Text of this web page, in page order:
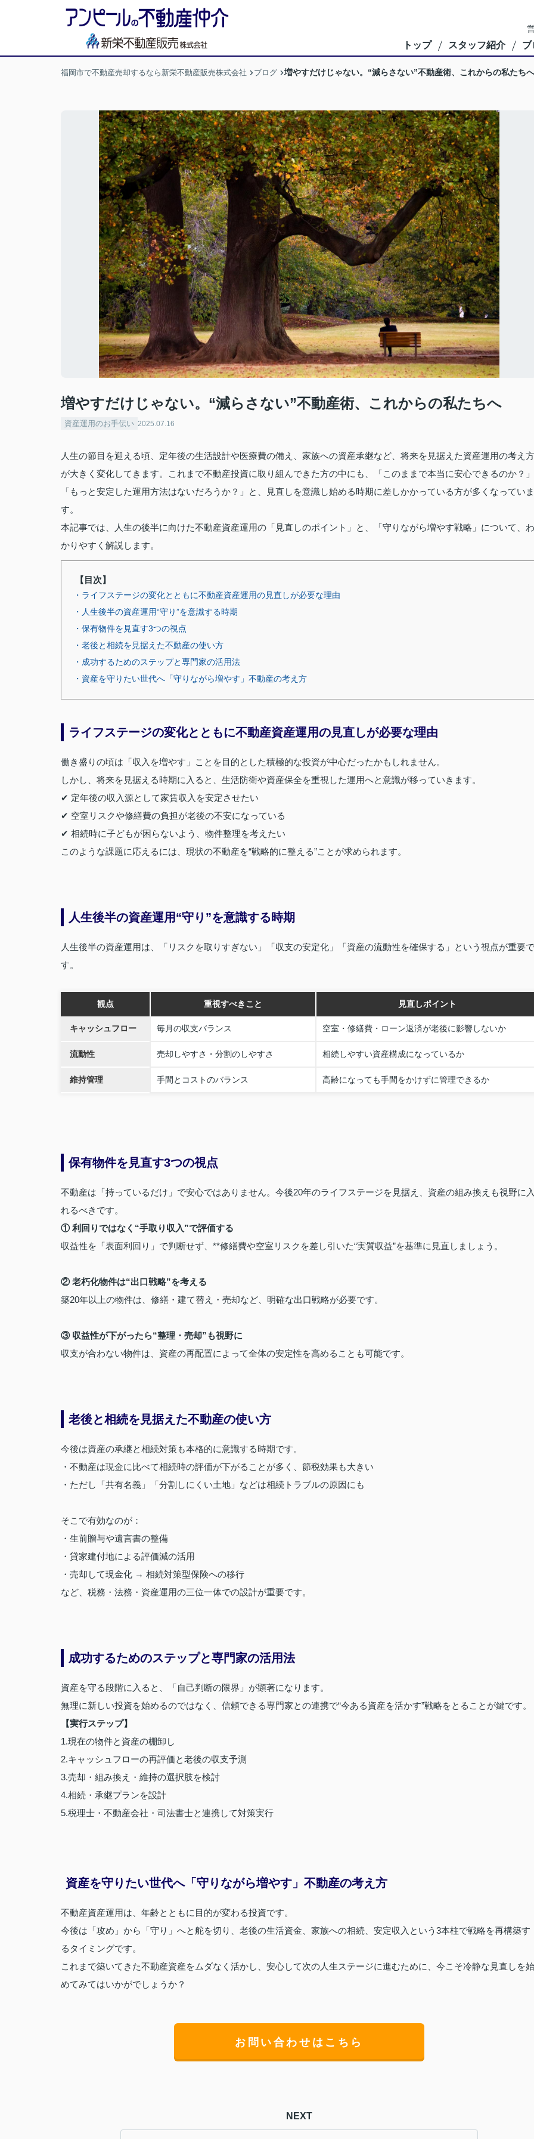
トップ スタッフ紹介 ブ
福岡市で不動産売却するなら新栄不動産販売株式会社 ブログ 増やすだけじゃない。“減らさない”不動産術、これからの私たちへ
増やすだけじゃない。“減らさない”不動産術、これからの私たちへ
資産運用のお手伝い 2025.07.16
人生の節目を迎える頃、定年後の生活設計や医療費の備え、家族への資産承継など、将来を見据えた資産運用の考え方
が大きく変化してきます。これまで不動産投資に取り組んできた方の中にも、「このままで本当に安心できるのか？」
「もっと安定した運用方法はないだろうか？」と、見直しを意識し始める時期に差しかかっている方が多くなっていま
す。
本記事では、人生の後半に向けた不動産資産運用の「見直しのポイント」と、「守りながら増やす戦略」について、わ
かりやすく解説します。
【目次】
・ライフステージの変化とともに不動産資産運用の見直しが必要な理由
・人生後半の資産運用“守り”を意識する時期
・保有物件を見直す3つの視点
・老後と相続を見据えた不動産の使い方
・成功するためのステップと専門家の活用法
・資産を守りたい世代へ「守りながら増やす」不動産の考え方
ライフステージの変化とともに不動産資産運用の見直しが必要な理由
働き盛りの頃は「収入を増やす」ことを目的とした積極的な投資が中心だったかもしれません。
しかし、将来を見据える時期に入ると、生活防衛や資産保全を重視した運用へと意識が移っていきます。
✔ 定年後の収入源として家賃収入を安定させたい
✔ 空室リスクや修繕費の負担が老後の不安になっている
✔ 相続時に子どもが困らないよう、物件整理を考えたい
このような課題に応えるには、現状の不動産を“戦略的に整える”ことが求められます。
人生後半の資産運用“守り”を意識する時期
人生後半の資産運用は、「リスクを取りすぎない」「収支の安定化」「資産の流動性を確保する」という視点が重要で
す。
観点 重視すべきこと 見直しポイント
キャッシュフロー 毎月の収支バランス 空室・修繕費・ローン返済が老後に影響しないか
流動性 売却しやすさ・分割のしやすさ 相続しやすい資産構成になっているか
維持管理 手間とコストのバランス 高齢になっても手間をかけずに管理できるか
保有物件を見直す3つの視点
不動産は「持っているだけ」で安心ではありません。今後20年のライフステージを見据え、資産の組み換えも視野に
れるべきです。
① 利回りではなく“手取り収入”で評価する
収益性を「表面利回り」で判断せず、**修繕費や空室リスクを差し引いた“実質収益”を基準に見直しましょう。
② 老朽化物件は“出口戦略”を考える
築20年以上の物件は、修繕・建て替え・売却など、明確な出口戦略が必要です。
③ 収益性が下がったら“整理・売却”も視野に
収支が合わない物件は、資産の再配置によって全体の安定性を高めることも可能です。
老後と相続を見据えた不動産の使い方
今後は資産の承継と相続対策も本格的に意識する時期です。
・不動産は現金に比べて相続時の評価が下がることが多く、節税効果も大きい
・ただし「共有名義」「分割しにくい土地」などは相続トラブルの原因にも
そこで有効なのが：
・生前贈与や遺言書の整備
・貸家建付地による評価減の活用
・売却して現金化 → 相続対策型保険への移行
など、税務・法務・資産運用の三位一体での設計が重要です。
成功するためのステップと専門家の活用法
資産を守る段階に入ると、「自己判断の限界」が顕著になります。
無理に新しい投資を始めるのではなく、信頼できる専門家との連携で“今ある資産を活かす”戦略をとることが鍵です。
【実行ステップ】
1.現在の物件と資産の棚卸し
2.キャッシュフローの再評価と老後の収支予測
3.売却・組み換え・維持の選択肢を検討
4.相続・承継プランを設計
5.税理士・不動産会社・司法書士と連携して対策実行
資産を守りたい世代へ「守りながら増やす」不動産の考え方
不動産資産運用は、年齢とともに目的が変わる投資です。
今後は「攻め」から「守り」へと舵を切り、老後の生活資金、家族への相続、安定収入という3本柱で戦略を再構築す
るタイミングです。
これまで築いてきた不動産資産をムダなく活かし、安心して次の人生ステージに進むために、今こそ冷静な見直しを始
めてみてはいかがでしょうか？
お問い合わせはこちら
NEXT